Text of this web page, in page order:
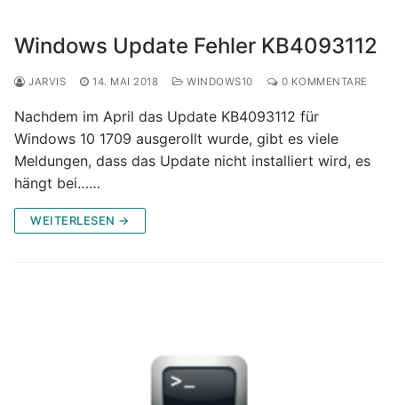
Windows Update Fehler KB4093112
JARVIS 14. MAI 2018 WINDOWS10 0 KOMMENTARE
Nachdem im April das Update KB4093112 für
Windows 10 1709 ausgerollt wurde, gibt es viele
Meldungen, dass das Update nicht installiert wird, es
hängt bei……
WEITERLESEN →